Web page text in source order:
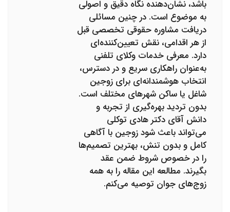
باشد، نشان‌دهنده نگاه دقیق و اصولی
به موضوع است. در چنین مسائلی
دریافت مشاوره حقوقی تخصصی قبل
از هر اقدامی، نقش تعیین‌کننده‌ای
دارد. معرفی خدمات وکلای تلفنی
به‌عنوان راهکاری سریع و در دسترس،
انتخاب هوشمندانه‌ای برای زوجین
شاغل یا ساکن شهرهای مختلف است.
بدون تردید بهره‌گیری از تجربه و
دانش آقای دکتر هادی توکلی
می‌تواند باعث شود زوجین با آگاهی
کامل و بدون تنش، بهترین تصمیم‌ها
را در خصوص شروط ضمن عقد
بگیرند. مطالعه این مقاله را به همه
زوج‌های جوان توصیه می‌کنم.